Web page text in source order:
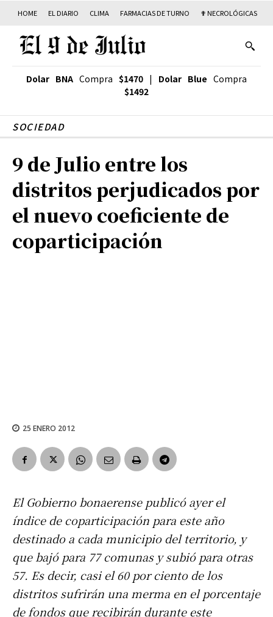
HOME EL DIARIO CLIMA FARMACIAS DE TURNO ✟ NECROLÓGICAS
Dolar BNA Compra $1470 | Dolar Blue Compra
$1492
SOCIEDAD
9 de Julio entre los
distritos perjudicados por
el nuevo coeficiente de
coparticipación
25 ENERO 2012
El Gobierno bonaerense publicó ayer el
índice de coparticipación para este año
destinado a cada municipio del territorio, y
que bajó para 77 comunas y subió para otras
57. Es decir, casi el 60 por ciento de los
distritos sufrirán una merma en el porcentaje
de fondos que recibirán durante este